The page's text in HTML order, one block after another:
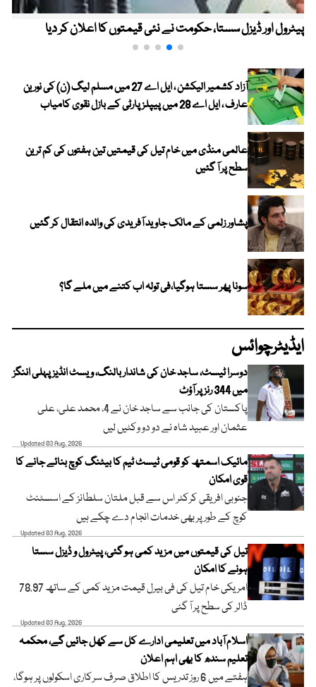
پیٹرول اور ڈیزل سستا، حکومت نے نئی قیمتوں کا اعلان کر دیا
آزاد کشمیر الیکشن ، ایل اے 27 میں مسلم لیگ (ن) کی نورین
عارف ، ایل اے 28 میں پیپلز پارٹی کے بازل نقوی کامیاب
عالمی منڈی میں خام تیل کی قیمتیں تین ہفتوں کی کم ترین
سطح پر آ گئیں
پشاور زلمی کے مالک جاوید آفریدی کی والدہ انتقال کر گئیں
سونا پھر سستا ہوگیا،فی تولہ اب کتنے میں ملے گا؟
ایڈیٹرچوائس
دوسرا ٹیسٹ، ساجد خان کی شاندار بالنگ، ویسٹ انڈیز پہلی اننگز
میں 344 رنز پر آؤٹ
پاکستان کی جانب سے ساجد خان نے 4، محمد علی، علی
عثمان اور عبید شاہ نے دو دو وکٹیں لیں
Updated 03 Aug, 2026
مائیک اسمتھ کو قومی ٹیسٹ ٹیم کا بیٹنگ کوچ بنائے جانے کا
قوی امکان
جنوبی افریقی کرکٹر اس سے قبل ملتان سلطانز کے اسسٹنٹ
کوچ کے طور پر بھی خدمات انجام دے چکے ہیں
Updated 03 Aug, 2026
تیل کی قیمتوں میں مزید کمی ہو گئی، پیٹرول و ڈیزل سستا
ہونے کا امکان
امریکی خام تیل کی فی بیرل قیمت مزید کمی کے ساتھ 78.97
ڈالر کی سطح پر آ گئی
Updated 03 Aug, 2026
اسلام آباد میں تعلیمی ادارے کل سے کھل جائیں گے، محکمہ
تعلیم سندھ کا بھی اہم اعلان
ہفتے میں 6 روز تدریس کا اطلاق صرف سرکاری اسکولوں پر ہوگا،